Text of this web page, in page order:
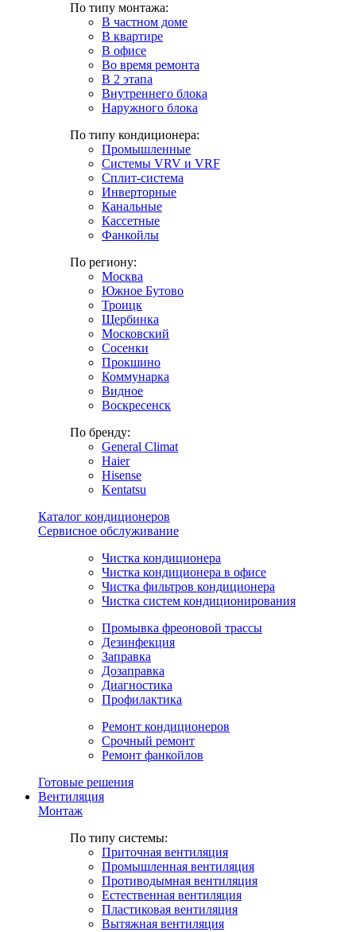
По типу монтажа:
В частном доме
В квартире
В офисе
Во время ремонта
В 2 этапа
Внутреннего блока
Наружного блока
По типу кондиционера:
Промышленные
Системы VRV и VRF
Сплит-система
Инверторные
Канальные
Кассетные
Фанкойлы
По региону:
Москва
Южное Бутово
Троицк
Щербинка
Московский
Сосенки
Прокшино
Коммунарка
Видное
Воскресенск
По бренду:
General Climat
Haier
Hisense
Kentatsu
Каталог кондиционеров
Сервисное обслуживание
Чистка кондиционера
Чистка кондиционера в офисе
Чистка фильтров кондиционера
Чистка систем кондиционирования
Промывка фреоновой трассы
Дезинфекция
Заправка
Дозаправка
Диагностика
Профилактика
Ремонт кондиционеров
Срочный ремонт
Ремонт фанкойлов
Готовые решения
Вентиляция
Монтаж
По типу системы:
Приточная вентиляция
Промышленная вентиляция
Противодымная вентиляция
Естественная вентиляция
Пластиковая вентиляция
Вытяжная вентиляция